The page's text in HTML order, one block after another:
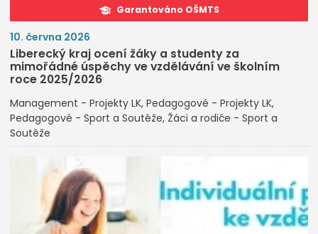
Garantováno OŠMTS
10. června 2026
Liberecký kraj ocení žáky a studenty za
mimořádné úspěchy ve vzdělávání ve školním
roce 2025/2026
Management - Projekty LK Pedagogové - Projekty LK
Pedagogové - Sport a Soutěže Žáci a rodiče - Sport a
Soutěže